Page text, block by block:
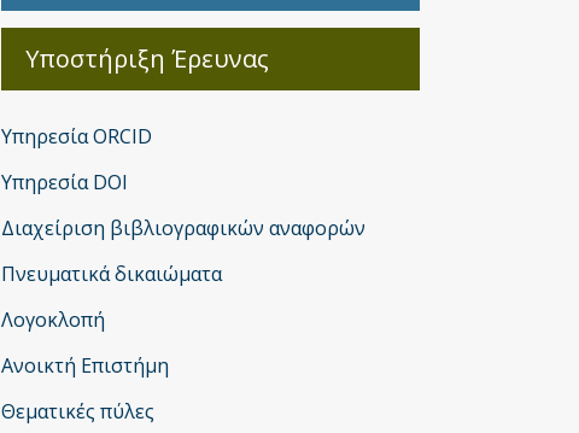
Υποστήριξη Έρευνας
Υποστήριξη
Έρευνας
Υπηρεσία ORCID
Υπηρεσία DOI
Διαχείριση βιβλιογραφικών αναφορών
Πνευματικά δικαιώματα
Λογοκλοπή
Ανοικτή Επιστήμη
Θεματικές πύλες